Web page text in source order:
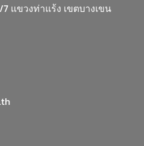
แขวงท่าแร้ง เขตบางเขน